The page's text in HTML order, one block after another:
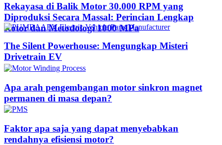
Rekayasa di Balik Motor 30.000 RPM yang
Diproduksi Secara Massal: Perincian Lengkap
Rotor dan Metodologi 1000 MPa
The Silent Powerhouse: Mengungkap Misteri
Drivetrain EV
Apa arah pengembangan motor sinkron magnet
permanen di masa depan?
Faktor apa saja yang dapat menyebabkan
rendahnya efisiensi motor?